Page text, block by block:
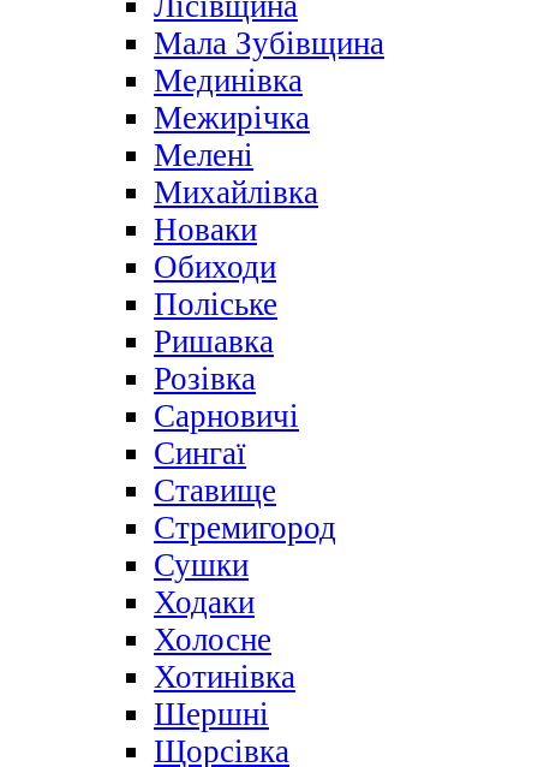
Мала Зубівщина
Мединівка
Межирічка
Мелені
Михайлівка
Новаки
Обиходи
Поліське
Ришавка
Розівка
Сарновичі
Сингаї
Ставище
Стремигород
Сушки
Ходаки
Холосне
Хотинівка
Шершні
Щорсівка